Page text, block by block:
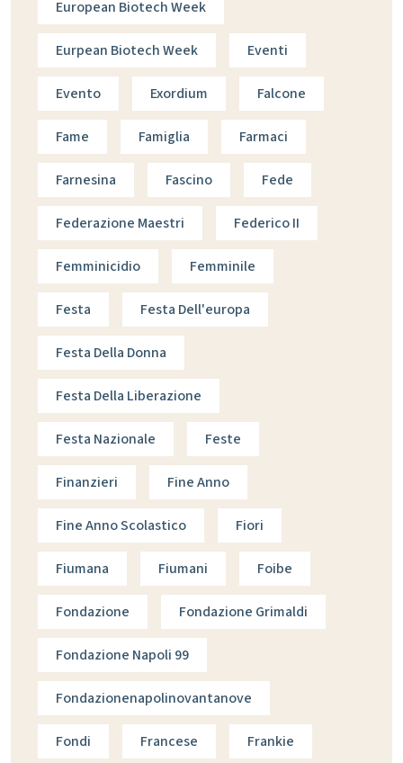
European Biotech Week
Eurpean Biotech Week Eventi
Evento Exordium Falcone
Fame Famiglia Farmaci
Farnesina Fascino Fede
Federazione Maestri Federico II
Femminicidio Femminile
Festa Festa Dell'europa
Festa Della Donna
Festa Della Liberazione
Festa Nazionale Feste
Finanzieri Fine Anno
Fine Anno Scolastico Fiori
Fiumana Fiumani Foibe
Fondazione Fondazione Grimaldi
Fondazione Napoli 99
Fondazionenapolinovantanove
Fondi Francese Frankie